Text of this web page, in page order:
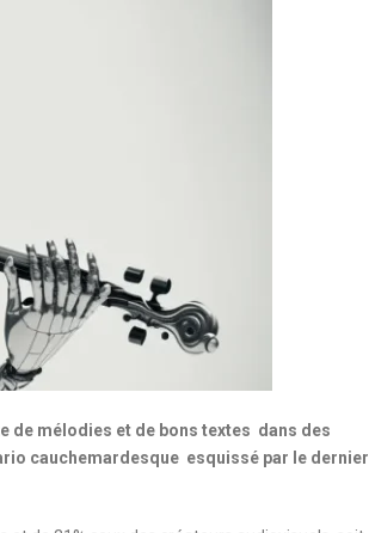
de mélodies et de bons textes dans des
cauchemardesque esquissé par le dernier